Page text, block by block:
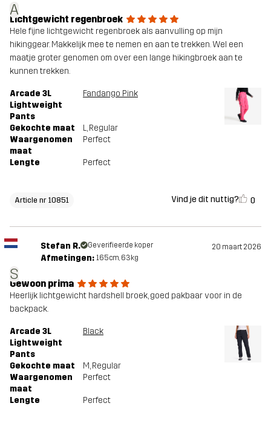
A
Lichtgewicht regenbroek
Hele fijne lichtgewicht regenbroek als aanvulling op mijn
hikinggear. Makkelijk mee te nemen en aan te trekken. Wel een
maatje groter genomen om over een lange hikingbroek aan te
kunnen trekken.
Arcade 3L
Lightweight
Pants
Fandango Pink
Gekochte maat L, Regular
Waargenomen
maat
Perfect
Lengte Perfect
Article nr 10851 Vind je dit nuttig? 0
S
Stefan R. Geverifieerde koper 20 maart 2026
Afmetingen: 165cm, 63kg
Gewoon prima
Heerlijk lichtgewicht hardshell broek, goed pakbaar voor in de
backpack.
Arcade 3L
Lightweight
Pants
Black
Gekochte maat M, Regular
Waargenomen
maat
Perfect
Lengte Perfect